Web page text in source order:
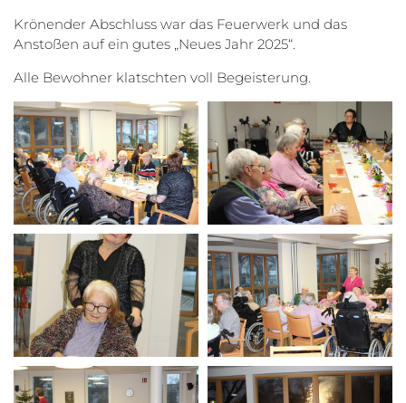
Krönender Abschluss war das Feuerwerk und das
Anstoßen auf ein gutes „Neues Jahr 2025“.
Alle Bewohner klatschten voll Begeisterung.